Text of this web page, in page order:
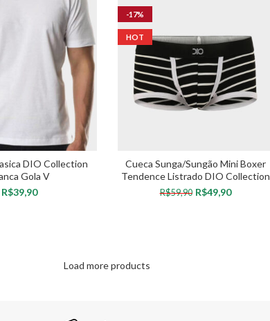
DIO Collection
Gola V
R$
-17%
HOT
Cueca Sunga/Sungão Mini Boxer
Tendence Listrado DIO Collection
Preto/Branco
R$59,90 R$49,90
Load more products